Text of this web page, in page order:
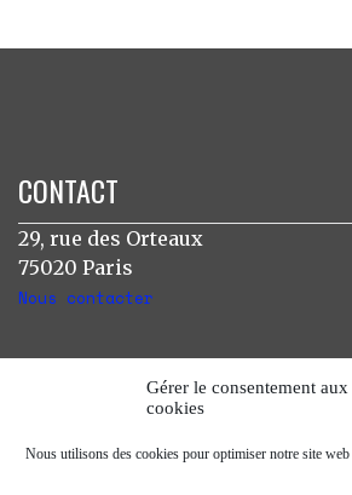
Gérer le consentement aux
cookies
Nous utilisons des cookies pour optimiser notre site web
CONTACT
29, rue des Orteaux
75020 Paris
Nous contacter
INSTAGRAM